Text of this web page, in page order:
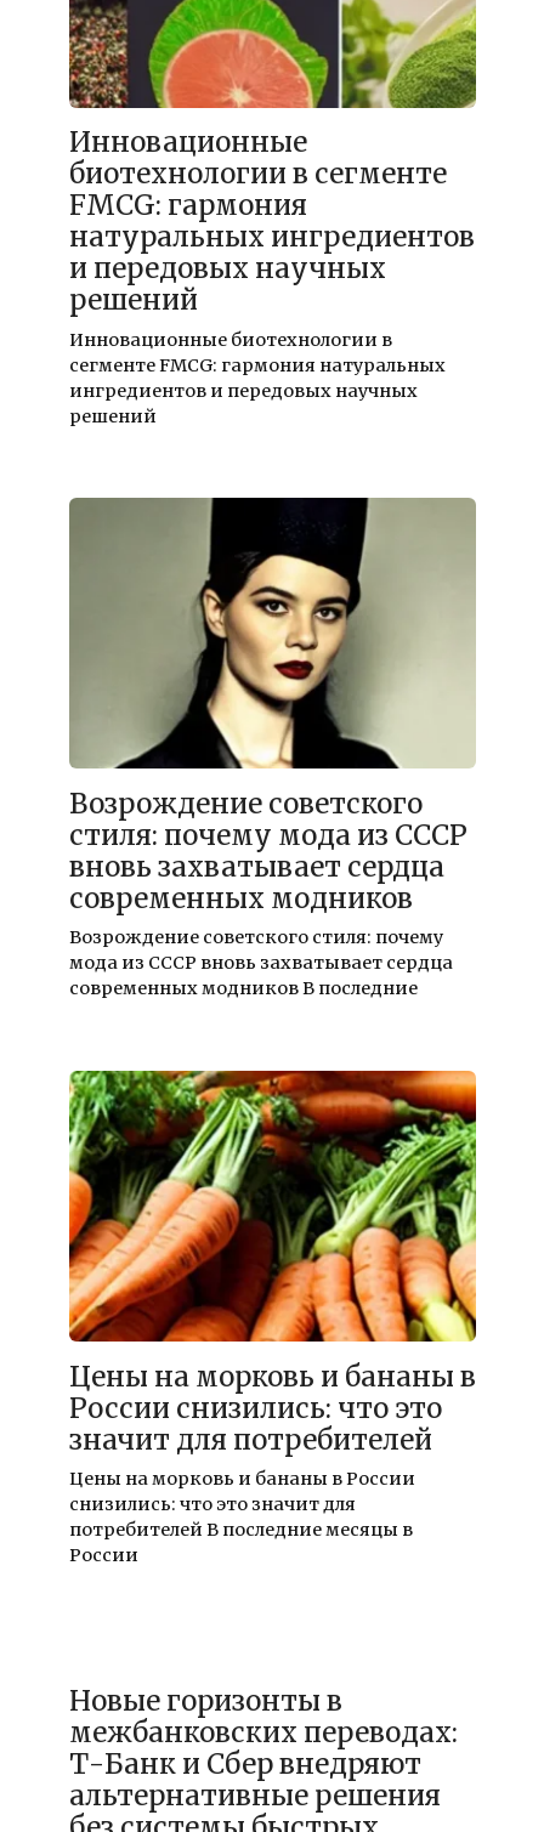
16.12.2025
Инновационные
биотехнологии в сегменте
FMCG: гармония
натуральных ингредиентов
и передовых научных
решений
Инновационные биотехнологии в
сегменте FMCG: гармония натуральных
ингредиентов и передовых научных
решений
16.12.2025
Возрождение советского
стиля: почему мода из СССР
вновь захватывает сердца
современных модников
Возрождение советского стиля: почему
мода из СССР вновь захватывает сердца
современных модников В последние
16.12.2025
Цены на морковь и бананы в
России снизились: что это
значит для потребителей
Цены на морковь и бананы в России
снизились: что это значит для
потребителей В последние месяцы в
России
Новые горизонты в
межбанковских переводах:
Т-Банк и Сбер внедряют
альтернативные решения